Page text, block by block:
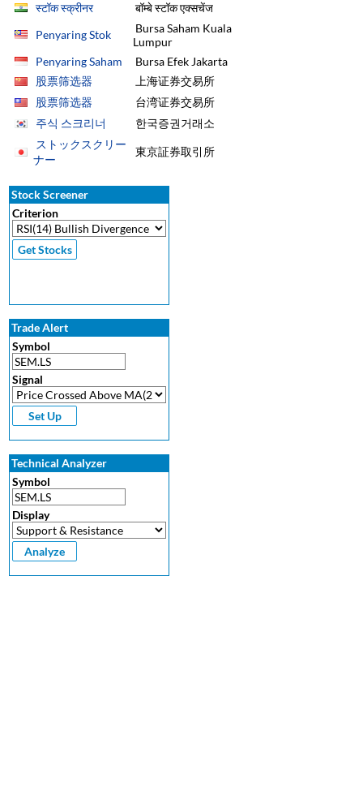
स्टॉक स्क्रीनर
बॉम्बे स्टॉक एक्सचेंज
Penyaring Stok
Bursa Saham Kuala
Lumpur
Penyaring Saham
Bursa Efek Jakarta
股票筛选器
上海证券交易所
股票筛选器
台湾证券交易所
주식 스크리너
한국증권거래소
ストックスクリー
ナー
東京証券取引所
Stock Screener
Criterion
Trade Alert
Symbol
Signal
Technical Analyzer
Symbol
Display